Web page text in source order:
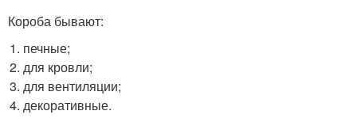
Короба бывают:
печные;
для кровли;
для вентиляции;
декоративные.